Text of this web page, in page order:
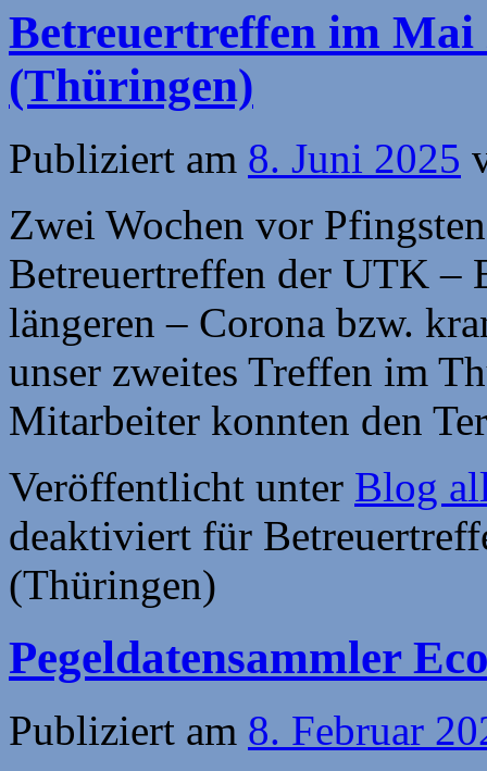
Betreuertreffen im
(Thüringen)
Publiziert am 8. Juni 2025
Zwei Wochen vor
Betreuertreffen der UTK –
längeren – Corona bzw.
unser zweites Treffen im
Mitarbeiter konnten den
Veröffentlicht unter Blog
deaktiviert für
(Thüringen)
Pegeldatensammler
Publiziert am 8. Februar